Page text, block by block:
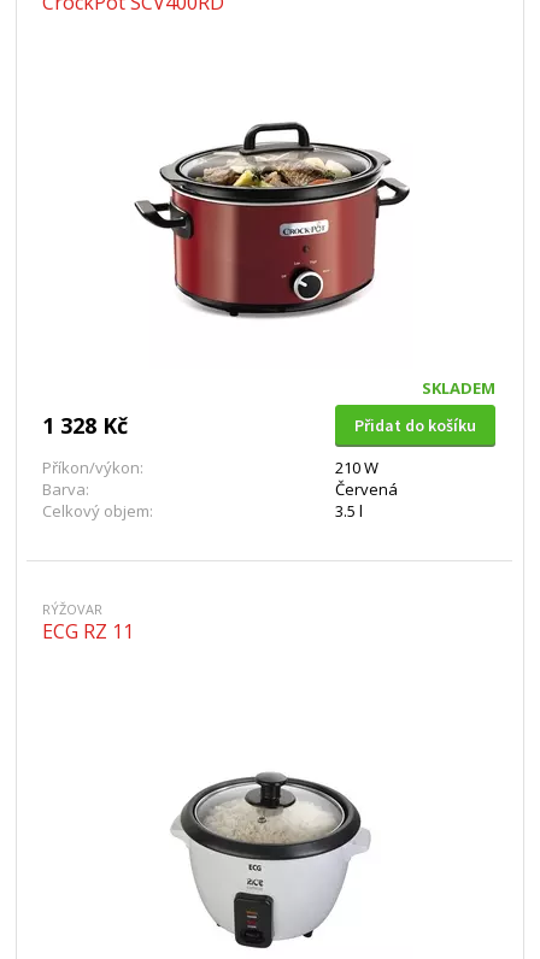
SKLADEM
1 328 Kč
Přidat do košíku
Příkon/výkon:
210 W
Barva:
Červená
Celkový objem:
3.5 l
RÝŽOVAR
ECG RZ 11